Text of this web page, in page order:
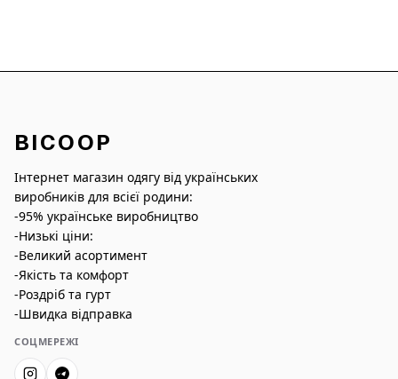
BICOOP
Інтернет магазин одягу від українських
виробників для всієї родини:
-95% українське виробництво
-Низькі ціни:
-Великий асортимент
-Якість та комфорт
-Роздріб та гурт
-Швидка відправка
СОЦМЕРЕЖІ